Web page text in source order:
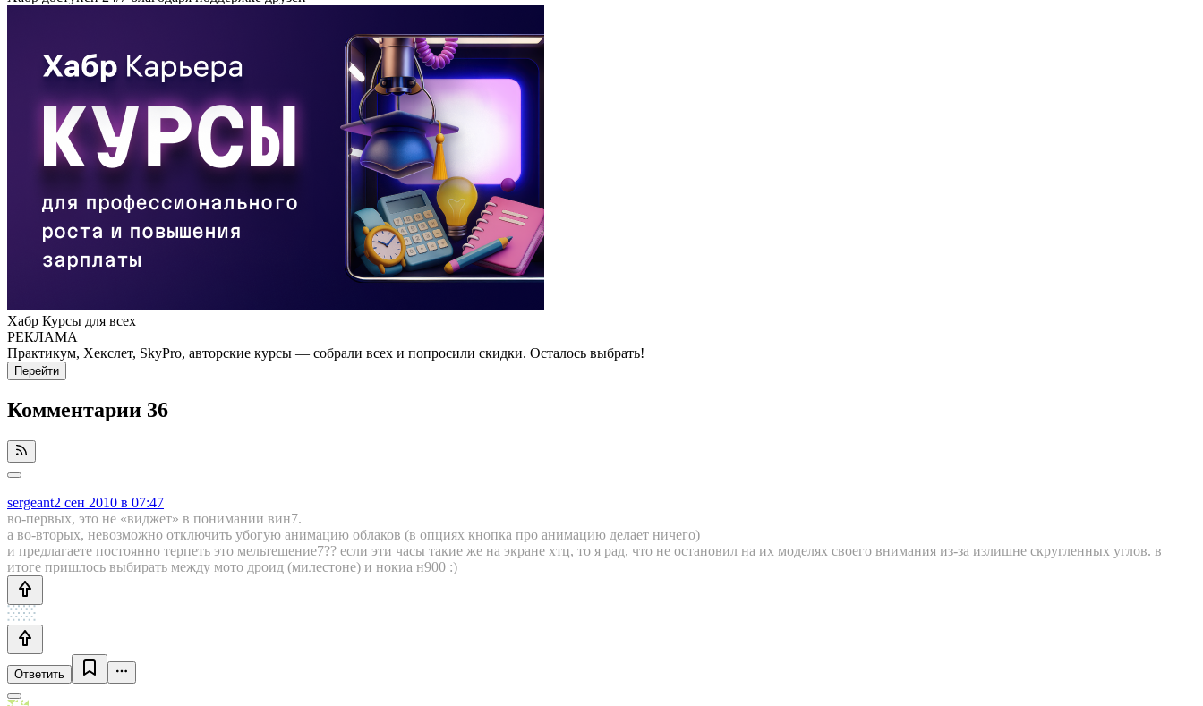
Хабр Курсы для всех
РЕКЛАМА
Практикум, Хекслет, SkyPro, авторские курсы — собрали всех и попросили скидки. Осталось выбрать!
Перейти
Комментарии 36
sergeant2 сен 2010 в 07:47
во-первых, это не «виджет» в понимании вин7.
а во-вторых, невозможно отключить убогую анимацию облаков (в опциях кнопка про анимацию делает ничего)
и предлагаете постоянно терпеть это мельтешение7?? если эти часы такие же на экране хтц, то я рад, что не остановил на их моделях своего внимания из-за излишне скругленных углов. в
итоге пришлось выбирать между мото дроид (милестоне) и нокиа н900 :)
Ответить